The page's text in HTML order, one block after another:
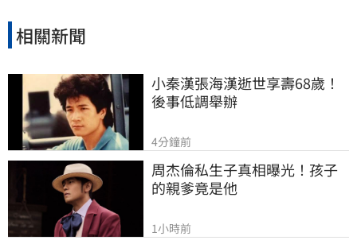
相關新聞
小秦漢張海漢逝世享壽68歲！
後事低調舉辦
4分鐘前
周杰倫私生子真相曝光！孩子
的親爹竟是他
1小時前